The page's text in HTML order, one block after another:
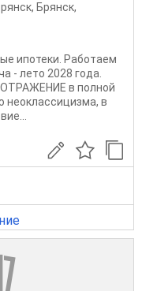
, Брянск,
ипотеки. Работаем
- лето 2028 года.
ОТРАЖЕНИЕ в полной
в